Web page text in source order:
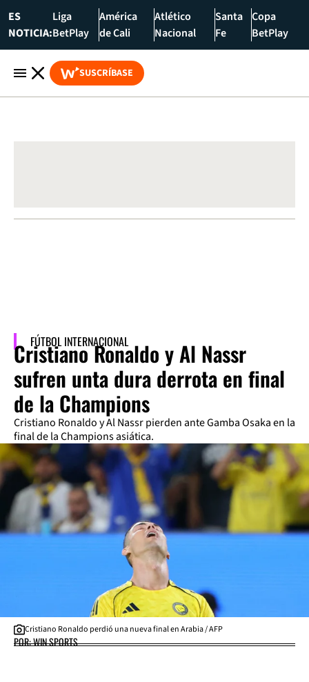
ES
NOTICIA:
Liga
BetPlay
América
de Cali
Atlético
Nacional
Santa
Fe
Copa
BetPlay
SUSCRÍBASE
FÚTBOL INTERNACIONAL
Cristiano Ronaldo y Al Nassr
sufren unta dura derrota en final
de la Champions
Cristiano Ronaldo y Al Nassr pierden ante Gamba Osaka en la
final de la Champions asiática.
Cristiano Ronaldo perdió una nueva final en Arabia / AFP
POR: WIN SPORTS